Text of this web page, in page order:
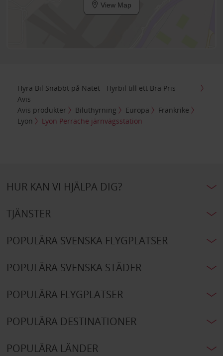
View Map
Hyra Bil Snabbt på Nätet - Hyrbil till ett Bra Pris —
Avis
Avis produkter
Biluthyrning Europa
Frankrike
Lyon
Lyon Perrache järnvägsstation
HUR KAN VI HJÄLPA DIG?
TJÄNSTER
POPULÄRA SVENSKA FLYGPLATSER
POPULÄRA SVENSKA STÄDER
POPULÄRA FLYGPLATSER
POPULÄRA DESTINATIONER
POPULÄRA LÄNDER